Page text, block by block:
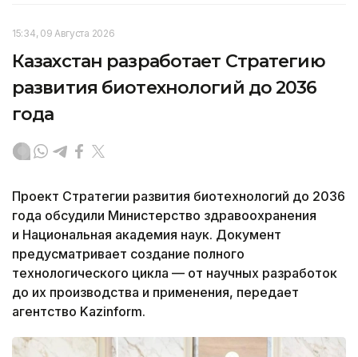
15:34, 09 Августа 2026
Казахстан разработает Стратегию
развития биотехнологий до 2036
года
Проект Стратегии развития биотехнологий до 2036
года обсудили Министерство здравоохранения
и Национальная академия наук. Документ
предусматривает создание полного
технологического цикла — от научных разработок
до их производства и применения, передает
агентство Kazinform.